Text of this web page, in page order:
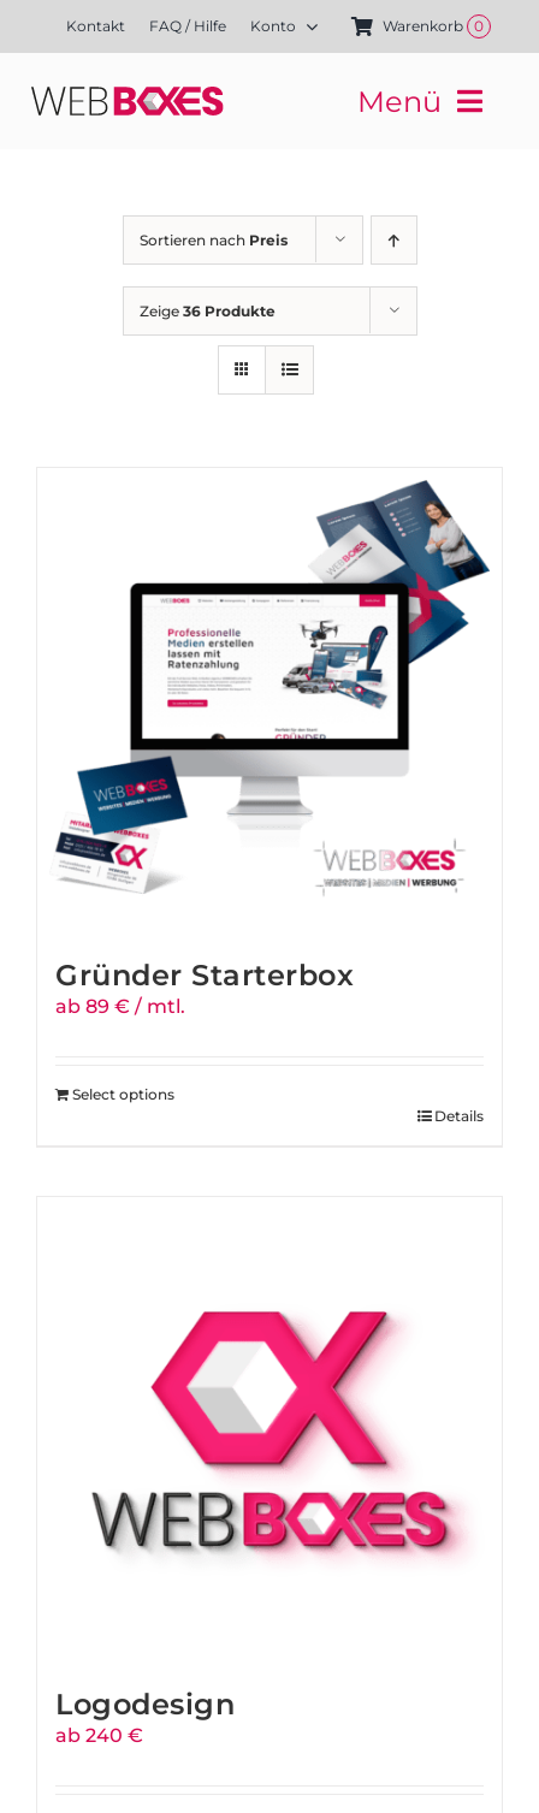
Kontakt FAQ / Hilfe Konto Warenkorb 0
Menü
Kampagnen
Referenzen
Finanzierung
Sortieren nach Preis
Zeige 36 Produkte
Gründer Starterbox
ab 89 € / mtl.
Select options
Details
Logodesign
ab 240 €